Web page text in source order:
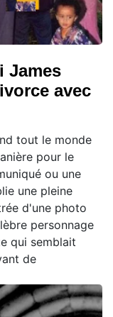
James
avec
tout le monde
pour le
ou une
une pleine
d'une photo
personnage
qui semblait
de